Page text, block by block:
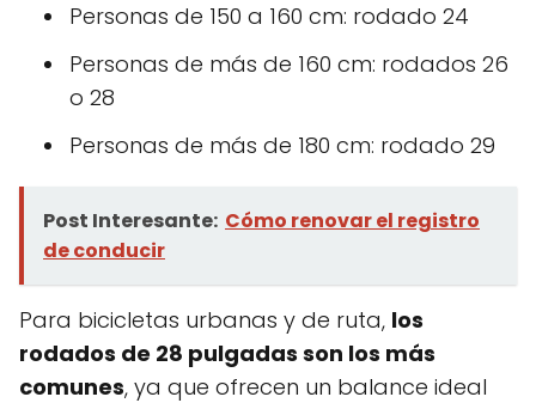
Personas de 150 a 160 cm: rodado 24
Personas de más de 160 cm: rodados 26
o 28
Personas de más de 180 cm: rodado 29
Post Interesante: Cómo renovar el registro
de conducir
Para bicicletas urbanas y de ruta, los
rodados de 28 pulgadas son los más
comunes, ya que ofrecen un balance ideal